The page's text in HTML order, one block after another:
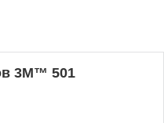
3М™ 501